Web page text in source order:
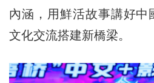
內涵，用鮮活故事講好中
文化交流搭建新橋梁。